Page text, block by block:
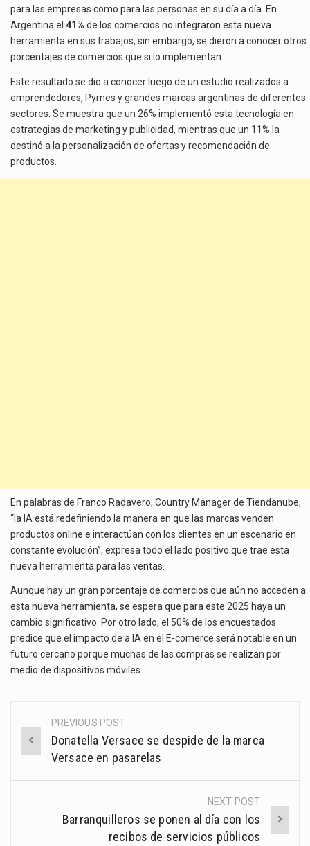
para las empresas como para las personas en su día a día. En
Argentina el 41% de los comercios no integraron esta nueva
herramienta en sus trabajos, sin embargo, se dieron a conocer otros
porcentajes de comercios que si lo implementan.
Este resultado se dio a conocer luego de un estudio realizados a
emprendedores, Pymes y grandes marcas argentinas de diferentes
sectores. Se muestra que un 26% implementó esta tecnología en
estrategias de marketing y publicidad, mientras que un 11% la
destinó a la personalización de ofertas y recomendación de
productos.
En palabras de Franco Radavero, Country Manager de Tiendanube,
“la IA está redefiniendo la manera en que las marcas venden
productos online e interactúan con los clientes en un escenario en
constante evolución”, expresa todo el lado positivo que trae esta
nueva herramienta para las ventas.
Aunque hay un gran porcentaje de comercios que aún no acceden a
esta nueva herramienta, se espera que para este 2025 haya un
cambio significativo. Por otro lado, el 50% de los encuestados
predice que el impacto de a IA en el E-comerce será notable en un
futuro cercano porque muchas de las compras se realizan por
medio de dispositivos móviles.
Post
navigation
PREVIOUS POST
Donatella Versace se despide de la marca
Versace en pasarelas
NEXT POST
Barranquilleros se ponen al día con los
recibos de servicios públicos